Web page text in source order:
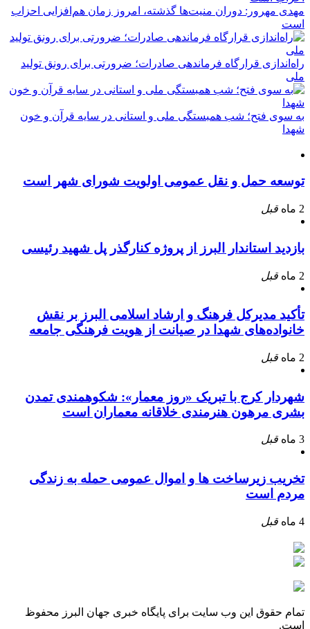
مهدی مهرور: دوران منیت‌ها گذشته، امروز زمان هم‌افزایی احزاب
است
راه‌اندازی قرارگاه فرماندهی صادرات؛ ضرورتی برای رونق تولید
ملی
به سوی فتح؛ شب همبستگی ملی و استانی در سایه قرآن و خون
شهدا
توسعه حمل و نقل عمومی اولویت شورای شهر است
2 ماه قبل
بازدید استاندار البرز از پروژه کنارگذر پل شهید رئیسی
2 ماه قبل
تأکید مدیرکل فرهنگ و ارشاد اسلامی البرز بر نقش
خانواده‌های شهدا در صیانت از هویت فرهنگی جامعه
2 ماه قبل
شهردار کرج با تبریک «روز معمار»: شکوهمندی تمدن
بشری مرهون هنرمندی خلاقانه معماران است
3 ماه قبل
تخریب زیرساخت ها و اموال عمومی حمله به زندگی
مردم است
4 ماه قبل
تمام حقوق این وب سایت برای پایگاه خبری جهان البرز محفوظ
است.